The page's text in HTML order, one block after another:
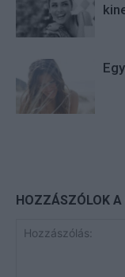
HOZZÁSZÓLOK A